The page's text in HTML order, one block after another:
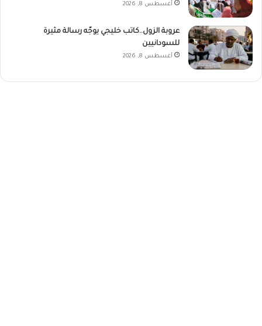
أغسطس 8, 2026
عروبة الزول..كاتب خليجي يوجّه رسالة مثيرة
للسودانيين
أغسطس 8, 2026